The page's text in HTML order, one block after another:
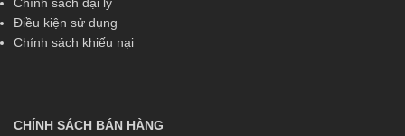
Điều kiện sử dụng
Chính sách khiếu nại
CHÍNH SÁCH BÁN HÀNG